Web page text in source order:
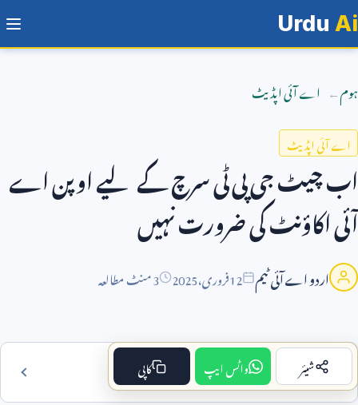
Urdu Ai
ہوم اے آئی اپڈیٹ
اے آئی اپڈیٹ
اب چیٹ جی پی ٹی سرچ کے لیے اوپن اے
آئی اکاؤنٹ کی ضرورت نہیں
اردو اے آئی ٹیم 12فروری،2025 3 منٹ مطالعہ
فہرست مضمون
شیئر واٹس ایپ کاپی